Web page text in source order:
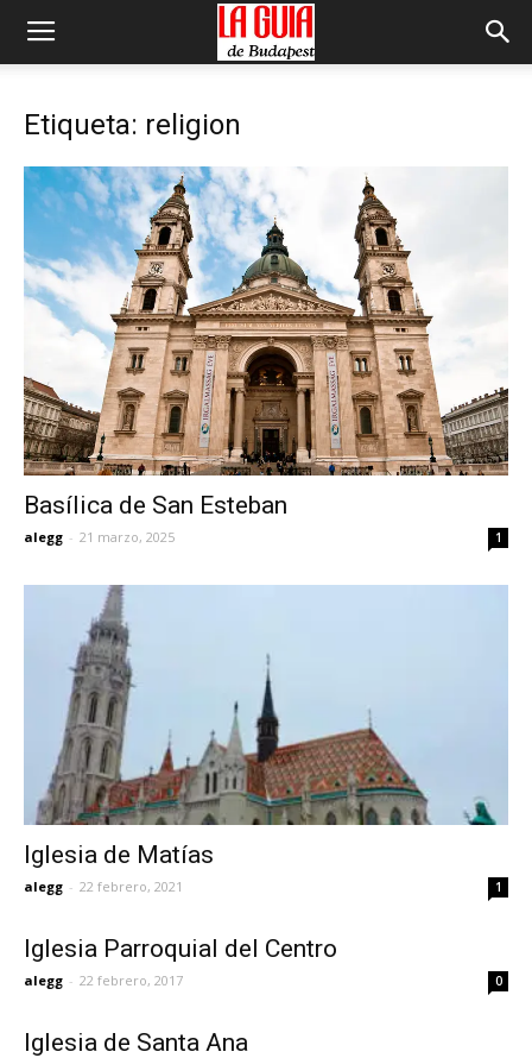
Etiqueta: religion
Basílica de San Esteban
alegg - 21 marzo, 2025 1
Iglesia de Matías
alegg - 22 febrero, 2021 1
Iglesia Parroquial del Centro
alegg - 22 febrero, 2017 0
Iglesia de Santa Ana